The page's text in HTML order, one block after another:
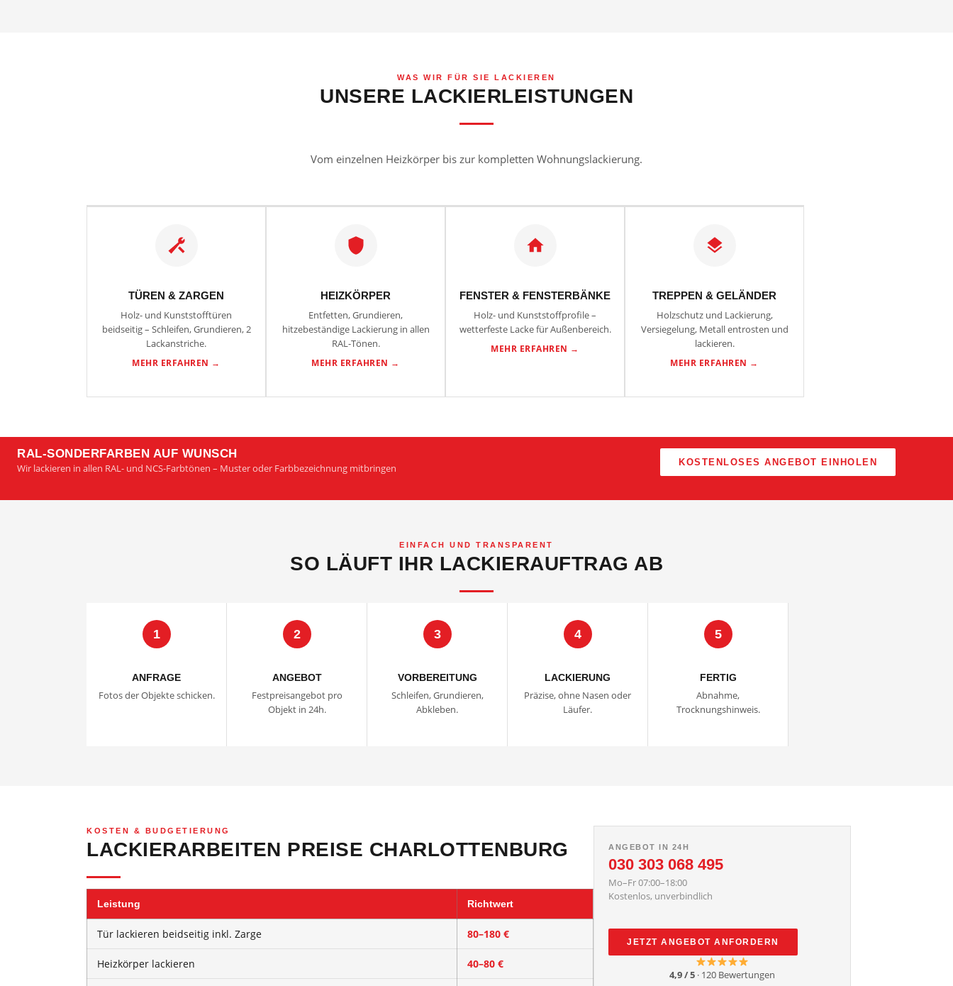
WAS WIR FÜR SIE LACKIEREN
UNSERE LACKIERLEISTUNGEN
Vom einzelnen Heizkörper bis zur kompletten Wohnungslackierung.
TÜREN & ZARGEN
Holz- und Kunststofftüren
beidseitig – Schleifen, Grundieren, 2
Lackanstriche.
MEHR ERFAHREN →
HEIZKÖRPER
Entfetten, Grundieren,
hitzebeständige Lackierung in allen
RAL-Tönen.
MEHR ERFAHREN →
FENSTER & FENSTERBÄNKE
Holz- und Kunststoffprofile –
wetterfeste Lacke für Außenbereich.
MEHR ERFAHREN →
TREPPEN & GELÄNDER
Holzschutz und Lackierung,
Versiegelung, Metall entrosten und
lackieren.
MEHR ERFAHREN →
RAL-SONDERFARBEN AUF WUNSCH
Wir lackieren in allen RAL- und NCS-Farbtönen – Muster oder Farbbezeichnung mitbringen KOSTENLOSES ANGEBOT EINHOLEN
EINFACH UND TRANSPARENT
SO LÄUFT IHR LACKIERAUFTRAG AB
1
ANFRAGE
Fotos der Objekte schicken.
2
ANGEBOT
Festpreisangebot pro
Objekt in 24h.
3
VORBEREITUNG
Schleifen, Grundieren,
Abkleben.
4
LACKIERUNG
Präzise, ohne Nasen oder
Läufer.
5
FERTIG
Abnahme,
Trocknungshinweis.
KOSTEN & BUDGETIERUNG
LACKIERARBEITEN PREISE CHARLOTTENBURG
Leistung Richtwert
Tür lackieren beidseitig inkl. Zarge 80–180 €
Heizkörper lackieren 40–80 €
ANGEBOT IN 24H
030 303 068 495
Mo–Fr 07:00–18:00
Kostenlos, unverbindlich
JETZT ANGEBOT ANFORDERN
4,9 / 5 · 120 Bewertungen